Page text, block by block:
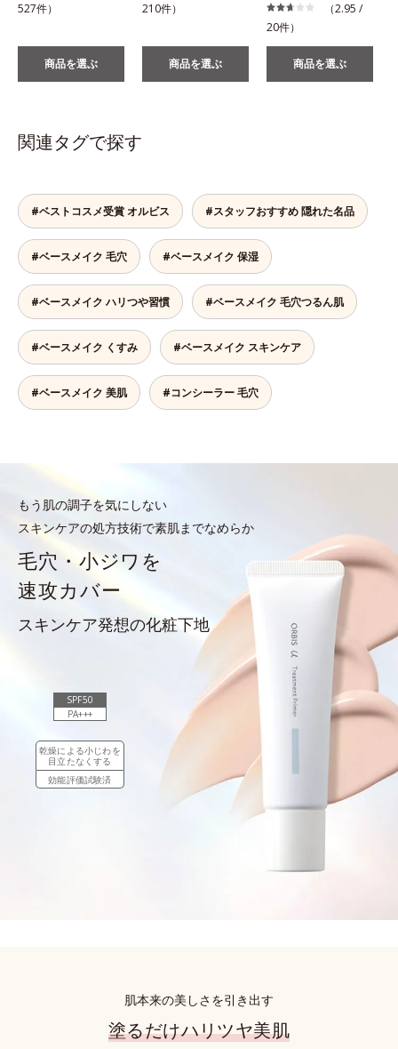
527件）
商品を選ぶ
210件）
商品を選ぶ
（2.95 /
20件）
商品を選ぶ
関連タグで探す
#ベストコスメ受賞 オルビス #スタッフおすすめ 隠れた名品
#ベースメイク 毛穴 #ベースメイク 保湿
#ベースメイク ハリつや習慣 #ベースメイク 毛穴つるん肌
#ベースメイク くすみ #ベースメイク スキンケア
#ベースメイク 美肌 #コンシーラー 毛穴
SPF50
PA+++
乾燥による小じわを
目立たなくする
効能評価試験済
もう肌の調子を気にしない
スキンケアの処方技術で素肌までなめらか
毛穴・小ジワを
速攻カバー
スキンケア発想の化粧下地
肌本来の美しさを引き出す
塗るだけハリツヤ美肌